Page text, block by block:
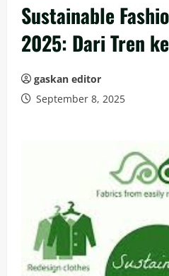
Sustainable
2025: Dari Tren
gaskan editor
September 8, 2025